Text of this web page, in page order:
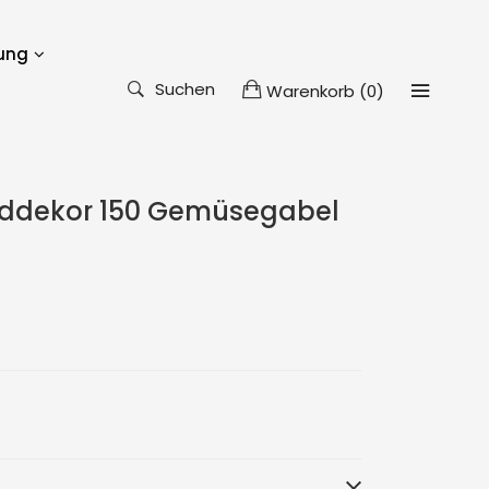
Suchen
Warenkorb (0)
150 Gemüsegabel